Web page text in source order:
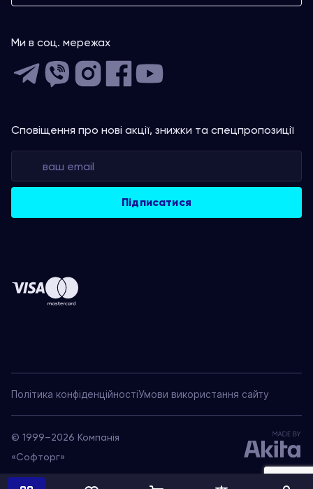
Ми в соц. мережах
Сповіщення про нові акції, знижки та спецпропозиції
© 1999–2026 Компанія
«Софторг»
Політика конфіденційностіУмови використання сайту